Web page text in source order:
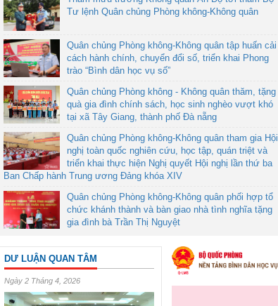
Tư lệnh Quân chủng Phòng không-Không quân
Quân chủng Phòng không-Không quân tập huấn cải
cách hành chính, chuyển đổi số, triển khai Phong
trào “Bình dân học vụ số”
Quân chủng Phòng không - Không quân thăm, tặng
quà gia đình chính sách, học sinh nghèo vượt khó
tại xã Tây Giang, thành phố Đà nẵng
Quân chủng Phòng không-Không quân tham gia Hội
nghị toàn quốc nghiên cứu, học tập, quán triệt và
triển khai thực hiện Nghị quyết Hội nghị lần thứ ba
Ban Chấp hành Trung ương Đảng khóa XIV
Quân chủng Phòng không-Không quân phối hợp tổ
chức khánh thành và bàn giao nhà tình nghĩa tặng
gia đình bà Trần Thị Nguyệt
DƯ LUẬN QUAN TÂM
Ngày 2 Tháng 4, 2026